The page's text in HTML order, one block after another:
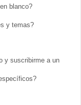
blanco?
y temas?
y suscribirme a un